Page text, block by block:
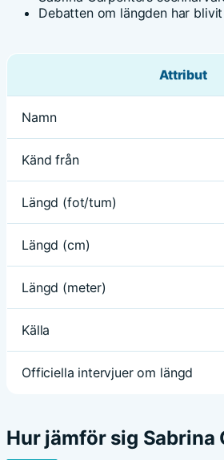
Debatten om längden har
Attribut
Namn
Känd från
Längd (fot/tum)
Längd (cm)
Längd (meter)
Källa
Officiella intervjuer om längd
Hur jämför sig